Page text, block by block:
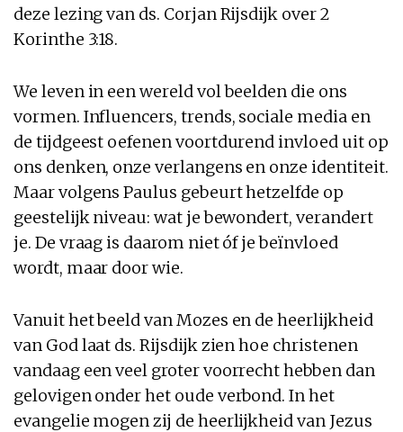
deze lezing van ds. Corjan Rijsdijk over 2
Korinthe 3:18.
We leven in een wereld vol beelden die ons
vormen. Influencers, trends, sociale media en
de tijdgeest oefenen voortdurend invloed uit op
ons denken, onze verlangens en onze identiteit.
Maar volgens Paulus gebeurt hetzelfde op
geestelijk niveau: wat je bewondert, verandert
je. De vraag is daarom niet óf je beïnvloed
wordt, maar door wie.
Vanuit het beeld van Mozes en de heerlijkheid
van God laat ds. Rijsdijk zien hoe christenen
vandaag een veel groter voorrecht hebben dan
gelovigen onder het oude verbond. In het
evangelie mogen zij de heerlijkheid van Jezus